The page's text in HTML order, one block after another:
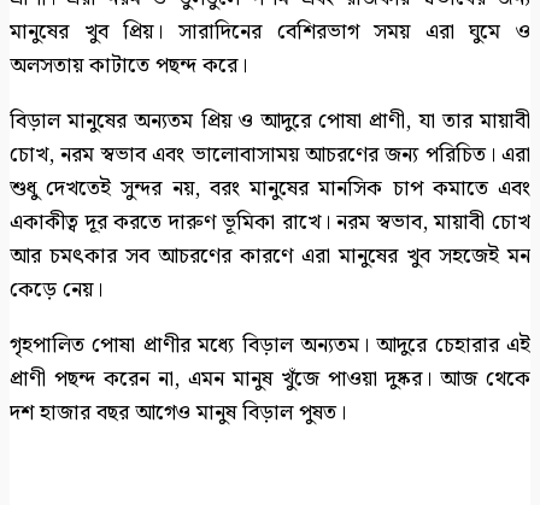
মানুষের খুব প্রিয়। সারাদিনের বেশিরভাগ সময় এরা ঘুমে ও
অলসতায় কাটাতে পছন্দ করে।
বিড়াল মানুষের অন্যতম প্রিয় ও আদুরে পোষা প্রাণী, যা তার মায়াবী
চোখ, নরম স্বভাব এবং ভালোবাসাময় আচরণের জন্য পরিচিত। এরা
শুধু দেখতেই সুন্দর নয়, বরং মানুষের মানসিক চাপ কমাতে এবং
একাকীত্ব দূর করতে দারুণ ভূমিকা রাখে। নরম স্বভাব, মায়াবী চোখ
আর চমৎকার সব আচরণের কারণে এরা মানুষের খুব সহজেই মন
কেড়ে নেয়।
গৃহপালিত পোষা প্রাণীর মধ্যে বিড়াল অন্যতম। আদুরে চেহারার এই
প্রাণী পছন্দ করেন না, এমন মানুষ খুঁজে পাওয়া দুষ্কর। আজ থেকে
দশ হাজার বছর আগেও মানুষ বিড়াল পুষত।